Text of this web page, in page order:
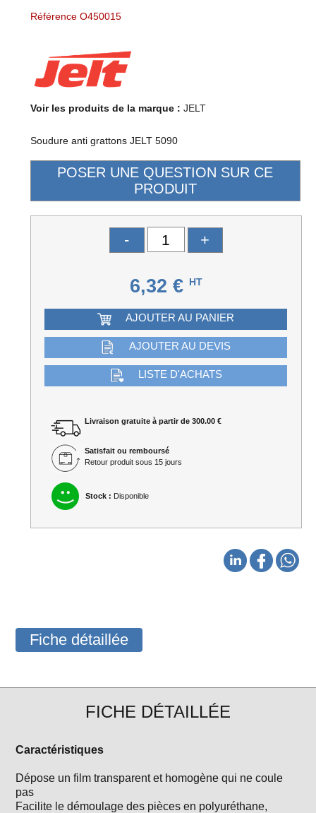
Référence O450015
Voir les produits de la marque : JELT
Soudure anti grattons JELT 5090
- +
6,32 € HT
AJOUTER AU PANIER
AJOUTER AU DEVIS
LISTE D'ACHATS
Livraison gratuite à partir de 300.00 €
Satisfait ou remboursé
Retour produit sous 15 jours
Stock : Disponible
Fiche détaillée
FICHE DÉTAILLÉE
Caractéristiques
Dépose un film transparent et homogène qui ne coule
pas
Facilite le démoulage des pièces en polyuréthane,